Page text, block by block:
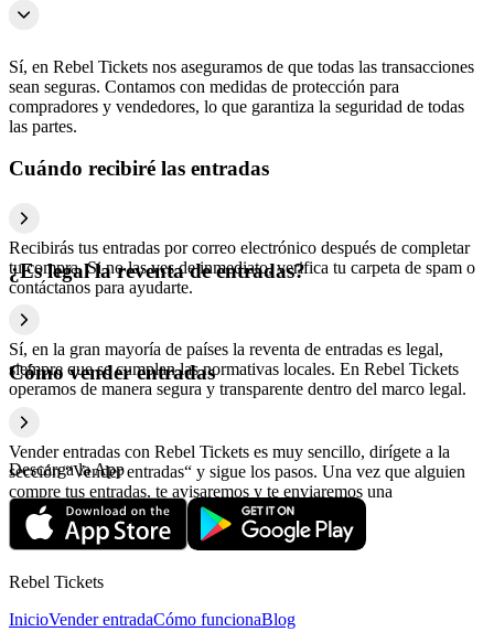
Sí, en Rebel Tickets nos aseguramos de que todas las transacciones
sean seguras. Contamos con medidas de protección para
compradores y vendedores, lo que garantiza la seguridad de todas
las partes.
Cuándo recibiré las entradas
Recibirás tus entradas por correo electrónico después de completar
tu compra. Si no las ves de inmediato, verifica tu carpeta de spam o
contáctanos para ayudarte.
¿Es legal la reventa de entradas?
Sí, en la gran mayoría de países la reventa de entradas es legal,
siempre que se cumplan las normativas locales. En Rebel Tickets
operamos de manera segura y transparente dentro del marco legal.
Cómo vender entradas
Vender entradas con Rebel Tickets es muy sencillo, dirígete a la
sección “Vender entradas“ y sigue los pasos. Una vez que alguien
compre tus entradas, te avisaremos y te enviaremos una
confirmación con la información relativa al pago.
Descarga la App
Rebel Tickets
InicioVender entradaCómo funcionaBlog